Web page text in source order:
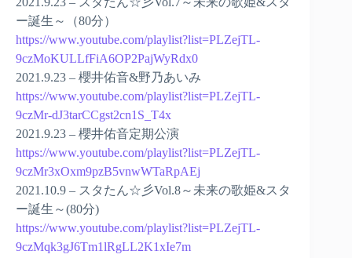
ー誕生～（80分）
https://www.youtube.com/playlist?list=PLZejTL-
9czMoKULLfFiA6OP2PajWyRdx0
2021.9.23 – 櫻井佑音&野乃あいみ
https://www.youtube.com/playlist?list=PLZejTL-
9czMr-dJ3tarCCgst2cn1S_T4x
2021.9.23 – 櫻井佑音定期公演
https://www.youtube.com/playlist?list=PLZejTL-
9czMr3xOxm9pzB5vnwWTaRpAEj
2021.10.9 – スタたん☆彡Vol.8～未来の歌姫&スタ
ー誕生～(80分)
https://www.youtube.com/playlist?list=PLZejTL-
9czMqk3gJ6Tm1lRgLL2K1xIe7m